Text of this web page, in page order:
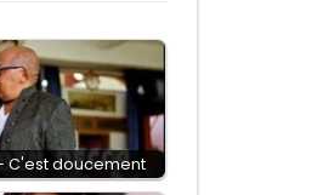
C'est doucement